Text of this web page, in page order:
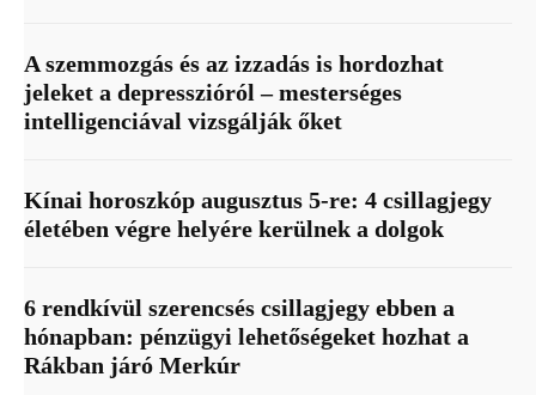
A szemmozgás és az izzadás is hordozhat
jeleket a depresszióról – mesterséges
intelligenciával vizsgálják őket
Kínai horoszkóp augusztus 5-re: 4 csillagjegy
életében végre helyére kerülnek a dolgok
6 rendkívül szerencsés csillagjegy ebben a
hónapban: pénzügyi lehetőségeket hozhat a
Rákban járó Merkúr